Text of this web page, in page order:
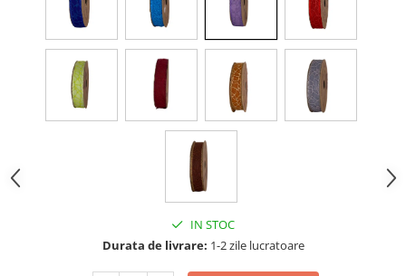
IN STOC
Durata de livrare: 1-2 zile lucratoare